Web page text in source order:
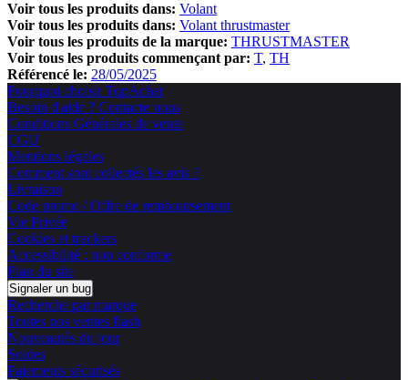
Voir tous les produits dans: Volant
Voir tous les produits dans: Volant thrustmaster
Voir tous les produits de la marque: THRUSTMASTER
Voir tous les produits commençant par: T TH
Référencé le: 28/05/2025
Pourquoi choisir TopAchat
Besoin d'aide ? Contacte nous
Conditions Générales de vente
CGU
Mentions légales
Comment sont collectés les avis ?
Livraison
Code promo / Offre de remboursement
Vie Privée
Cookies et trackers
Accessibilité : non conforme
Plan du site
Signaler un bug
Recherche par marque
Toutes nos ventes flash
Nouveautés du jour
Soldes
Paiements sécurisés